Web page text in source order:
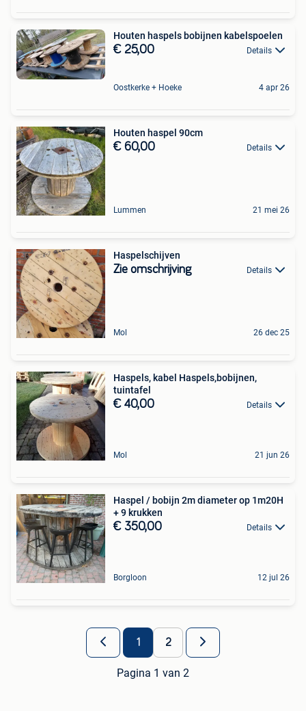
Houten haspels bobijnen kabelspoelen
€ 25,00 Details
Oostkerke + Hoeke 4 apr 26
Houten haspel 90cm
€ 60,00 Details
Lummen 21 mei 26
Haspelschijven
Zie omschrijving Details
Mol 26 dec 25
Haspels, kabel Haspels,bobijnen,
tuintafel
€ 40,00 Details
Mol 21 jun 26
Haspel / bobijn 2m diameter op 1m20H
+ 9 krukken
€ 350,00 Details
Borgloon 12 jul 26
1 2
Pagina 1 van 2